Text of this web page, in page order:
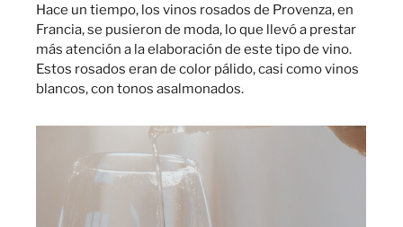
Hace un tiempo, los vinos rosados de Provenza, en
Francia, se pusieron de moda, lo que llevó a prestar
más atención a la elaboración de este tipo de vino.
Estos rosados eran de color pálido, casi como vinos
blancos, con tonos asalmonados.